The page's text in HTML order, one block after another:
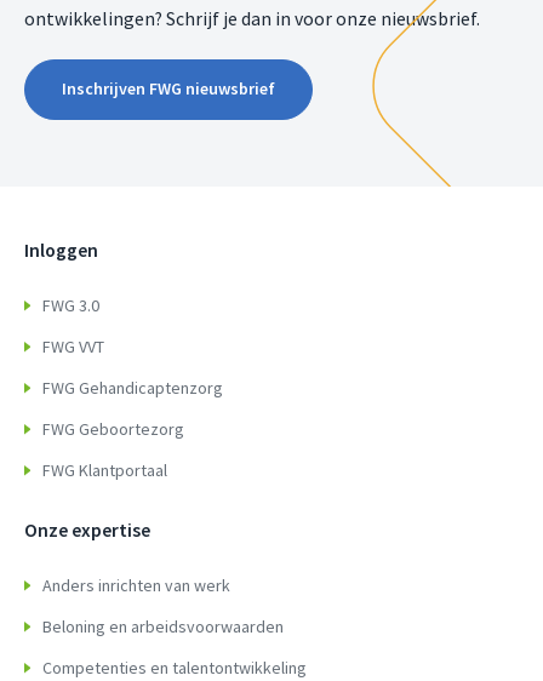
ontwikkelingen? Schrijf je dan in voor onze nieuwsbrief.
Inschrijven FWG nieuwsbrief
Inloggen
FWG 3.0
FWG VVT
FWG Gehandicaptenzorg
FWG Geboortezorg
FWG Klantportaal
Onze expertise
Anders inrichten van werk
Beloning en arbeidsvoorwaarden
Competenties en talentontwikkeling